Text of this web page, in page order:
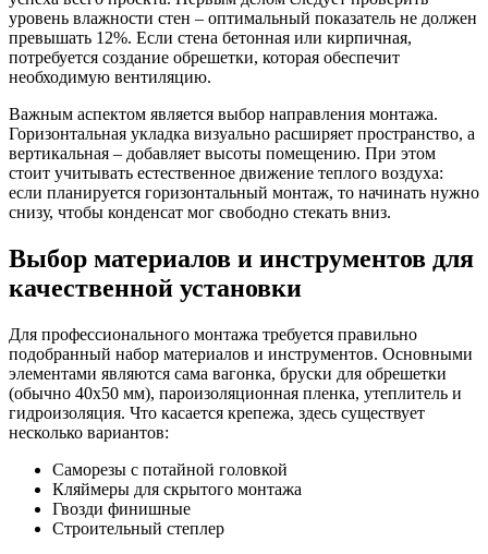
уровень влажности стен – оптимальный показатель не должен
превышать 12%. Если стена бетонная или кирпичная,
потребуется создание обрешетки, которая обеспечит
необходимую вентиляцию.
Важным аспектом является выбор направления монтажа.
Горизонтальная укладка визуально расширяет пространство, а
вертикальная – добавляет высоты помещению. При этом
стоит учитывать естественное движение теплого воздуха:
если планируется горизонтальный монтаж, то начинать нужно
снизу, чтобы конденсат мог свободно стекать вниз.
Выбор материалов и инструментов для
качественной установки
Для профессионального монтажа требуется правильно
подобранный набор материалов и инструментов. Основными
элементами являются сама вагонка, бруски для обрешетки
(обычно 40х50 мм), пароизоляционная пленка, утеплитель и
гидроизоляция. Что касается крепежа, здесь существует
несколько вариантов:
Саморезы с потайной головкой
Кляймеры для скрытого монтажа
Гвозди финишные
Строительный степлер